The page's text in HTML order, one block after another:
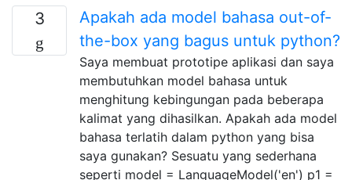
3
Apakah ada model bahasa out-of-
the-box yang bagus untuk python?
Saya membuat prototipe aplikasi dan saya
membutuhkan model bahasa untuk
menghitung kebingungan pada beberapa
kalimat yang dihasilkan. Apakah ada model
bahasa terlatih dalam python yang bisa
saya gunakan? Sesuatu yang sederhana
seperti model = LanguageModel('en') p1 =